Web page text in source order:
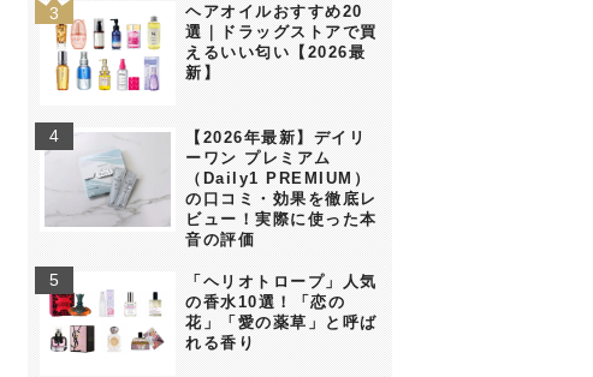
ヘアオイルおすすめ20
選｜ドラッグストアで買
えるいい匂い【2026最
新】
【2026年最新】デイリ
ーワン プレミアム
（Daily1 PREMIUM）
の口コミ・効果を徹底レ
ビュー！実際に使った本
音の評価
「ヘリオトロープ」人気
の香水10選！「恋の
花」「愛の薬草」と呼ば
れる香り